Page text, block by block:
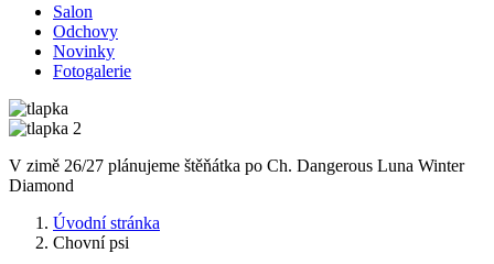
Salon
Odchovy
Novinky
Fotogalerie
V zimě 26/27 plánujeme štěňátka po Ch. Dangerous Luna Winter
Diamond
Úvodní stránka
Chovní psi